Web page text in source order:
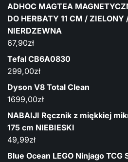
ADHOC MAGTEA
DO HERBATY 11 CM / ZIELONY
NIERDZEWNA
67,90zł
Tefal CB6A0830
299,00zł
Dyson V8 Total Clean
1699,00zł
NABAIJI Ręcznik z miękkiej
175 cm NIEBIESKI
49,99zł
Blue Ocean LEGO Ninjago TCG